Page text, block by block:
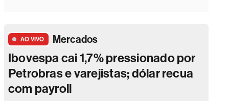
AO VIVO Mercados
Ibovespa cai 1,7% pressionado por
Petrobras e varejistas; dólar recua
com payroll